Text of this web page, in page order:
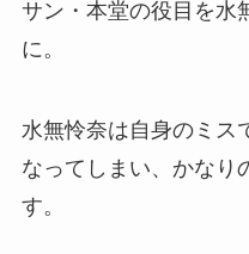
サン・本堂の役目を水
に。
水無怜奈は自身のミス
なってしまい、かなり
す。